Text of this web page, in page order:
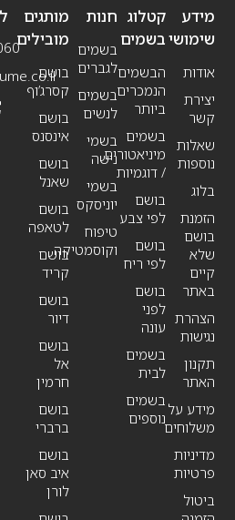
מידע
שימושי
אודות
יצירת
קשר
שאלות
נוספות
בלוג
הזמנת
בושם
שלא
קיים
באתר
הצהרת
נגישות
תקנון
האתר
מידע על
משלוחים
מדיניות
פרטיות
ביטול
חנות
בשמים
לגברים
בשמים
לנשים
בשמי
נישה
בשמי
יוניסקס
טיפוח
וקוסמטיקה
קטלוג
בשמים
הבשמים
הנמכרים
ביותר
בשמים
מיניאטורים
/ דוגמיות
בושם
לפי צבע
בושם
לפי ריח
בושם
לפני
עונה
בשמים
לבית
בשמים
נוספים
מותגים
מובילים
בושם
קסרג’וף
בושם
אינסנס
בושם
שאנל
בושם
לטאפה
בושם
קריד
בושם
דיור
בושם
אל
חרמין
בושם
ברברי
בושם
איב סאן
לורן